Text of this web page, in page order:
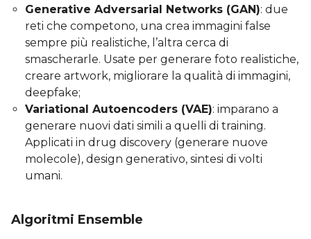
Generative Adversarial Networks (GAN): due
reti che competono, una crea immagini false
sempre più realistiche, l’altra cerca di
smascherarle. Usate per generare foto realistiche,
creare artwork, migliorare la qualità di immagini,
deepfake;
Variational Autoencoders (VAE): imparano a
generare nuovi dati simili a quelli di training.
Applicati in drug discovery (generare nuove
molecole), design generativo, sintesi di volti
umani.
Algoritmi Ensemble